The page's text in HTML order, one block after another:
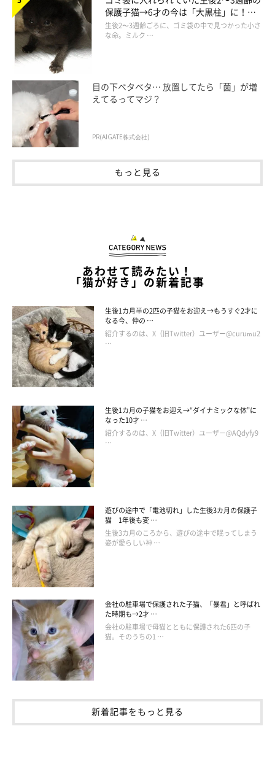
@komehagimochi
飼い主さんご家族は、子猫たちを引き取ることになったときのこ
とも考えて、顔合わせの日まで家族内でたくさん話し合いをした
@komehagimochi
飼い主さん：
絶対にしたくない』と強く思いました。『3匹そろって家族に迎
えてあげよう』と、3匹と会った瞬間に私たち家族の答えは決ま
っていました」
こうして、くろちゃんの四十九日が過ぎた2021年6月17日、飼い
主さんご家族は3匹の子猫おこめちゃん、おはぎくん、おもちく
保護子猫→6才の今は「大黒柱」に！
美しい黒猫に成長した姿にグッとくる
生後2〜3週齢ごろに、ゴミ袋の中で見つかった小さ
な命。ミルク …
目の下ベタベタ… 放置してたら「菌」が増
えてるってマジ？
PR(AIGATE株式会社)
もっと見る
あわせて読みたい！
「猫が好き」の新着記事
生後1カ月半の2匹の子猫をお迎え→もうすぐ2才に
なる今、仲の …
紹介するのは、X（旧Twitter）ユーザー@curumu2
…
生後1カ月の子猫をお迎え→“ダイナミックな体”に
なった10才 …
紹介するのは、X（旧Twitter）ユーザー@AQdyfy9
…
遊びの途中で「電池切れ」した生後3カ月の保護子
猫 1年後も変 …
生後3カ月のころから、遊びの途中で眠ってしまう
姿が愛らしい神 …
会社の駐車場で保護された子猫、「暴君」と呼ばれ
た時期も→2才 …
会社の駐車場で母猫とともに保護された6匹の子
猫。そのうちの1 …
新着記事をもっと見る